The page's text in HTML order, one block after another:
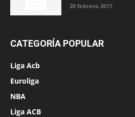
20 febrero 2017
CATEGORÍA POPULAR
Liga Acb
Euroliga
NBA
Liga ACB